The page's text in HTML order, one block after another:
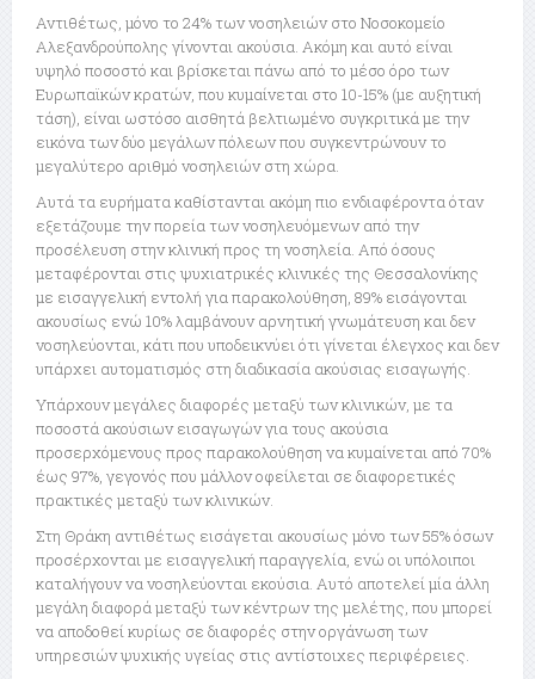
Αντιθέτως, μόνο το 24% των νοσηλειών στο Νοσοκομείο
Αλεξανδρούπολης γίνονται ακούσια. Ακόμη και αυτό είναι
υψηλό ποσοστό και βρίσκεται πάνω από το μέσο όρο των
Ευρωπαϊκών κρατών, που κυμαίνεται στο 10-15% (με αυξητική
τάση), είναι ωστόσο αισθητά βελτιωμένο συγκριτικά με την
εικόνα των δύο μεγάλων πόλεων που συγκεντρώνουν το
μεγαλύτερο αριθμό νοσηλειών στη χώρα.
Αυτά τα ευρήματα καθίστανται ακόμη πιο ενδιαφέροντα όταν
εξετάζουμε την πορεία των νοσηλευόμενων από την
προσέλευση στην κλινική προς τη νοσηλεία. Από όσους
μεταφέρονται στις ψυχιατρικές κλινικές της Θεσσαλονίκης
με εισαγγελική εντολή για παρακολούθηση, 89% εισάγονται
ακουσίως ενώ 10% λαμβάνουν αρνητική γνωμάτευση και δεν
νοσηλεύονται, κάτι που υποδεικνύει ότι γίνεται έλεγχος και δεν
υπάρχει αυτοματισμός στη διαδικασία ακούσιας εισαγωγής.
Υπάρχουν μεγάλες διαφορές μεταξύ των κλινικών, με τα
ποσοστά ακούσιων εισαγωγών για τους ακούσια
προσερχόμενους προς παρακολούθηση να κυμαίνεται από 70%
έως 97%, γεγονός που μάλλον οφείλεται σε διαφορετικές
πρακτικές μεταξύ των κλινικών.
Στη Θράκη αντιθέτως εισάγεται ακουσίως μόνο των 55% όσων
προσέρχονται με εισαγγελική παραγγελία, ενώ οι υπόλοιποι
καταλήγουν να νοσηλεύονται εκούσια. Αυτό αποτελεί μία άλλη
μεγάλη διαφορά μεταξύ των κέντρων της μελέτης, που μπορεί
να αποδοθεί κυρίως σε διαφορές στην οργάνωση των
υπηρεσιών ψυχικής υγείας στις αντίστοιχες περιφέρειες.